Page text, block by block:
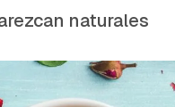
naturales